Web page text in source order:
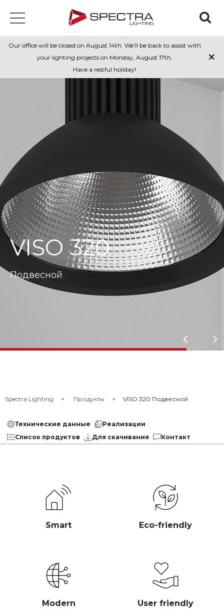
Our office will be closed on August 14th. We’ll be back to assist with
your lighting projects on Monday, August 17th.
Have a restful holiday!
×
VISO 320
Подвесной
Spectra Lighting Продукты VISO 320 Подвесной
Технические данные
Реализации
Список продуктов
Для скачивания Контакт
Smart Eco-friendly
Modern User friendly